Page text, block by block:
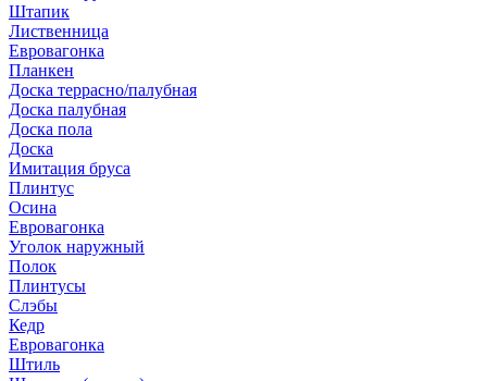
Штапик
Лиственница
Евровагонка
Планкен
Доска террасно/палубная
Доска палубная
Доска пола
Доска
Имитация бруса
Плинтус
Осина
Евровагонка
Уголок наружный
Полок
Плинтусы
Слэбы
Кедр
Евровагонка
Штиль